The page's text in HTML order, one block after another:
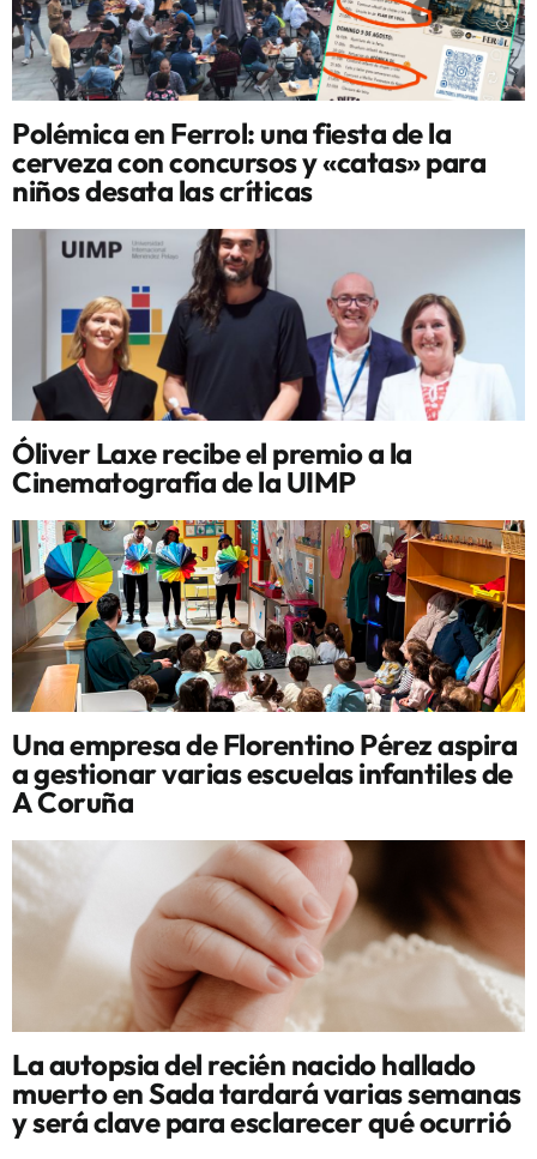
Polémica en Ferrol: una fiesta de la
cerveza con concursos y «catas» para
niños desata las críticas
Óliver Laxe recibe el premio a la
Cinematografía de la UIMP
Una empresa de Florentino Pérez aspira
a gestionar varias escuelas infantiles de
A Coruña
La autopsia del recién nacido hallado
muerto en Sada tardará varias semanas
y será clave para esclarecer qué ocurrió